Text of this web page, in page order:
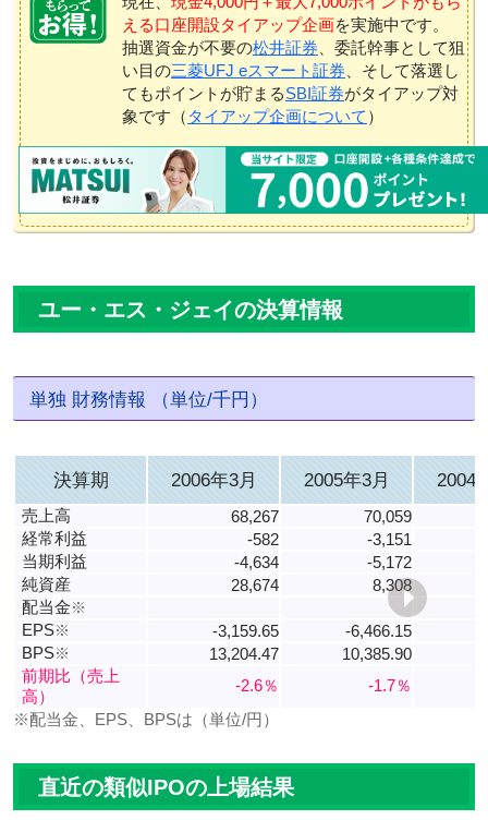
える口座開設タイアップ企画を実施中です。
抽選資金が不要の松井証券 、委託幹事として狙
い目の三菱UFJ eスマート証券 、そして落選し
てもポイントが貯まるSBI証券がタイアップ対
象です（ タイアップ企画について ）
ユー・エス・ジェイの決算情報
単独 財務情報 （単位/千円）
決算期 2006年3月 2005年3月 2004
売上高 68,267
70,059
経常利益
-582
-3,151
当期利益
-4,634
-5,172
純資産
28,674
8,308
配当金※
EPS※ -3,159.65 -6,466.15
BPS※ 13,204.47 10,385.90
前期比（売上
高）
-2.6％
-1.7％
※配当金、EPS、BPSは（単位/円）
直近の類似IPOの上場結果